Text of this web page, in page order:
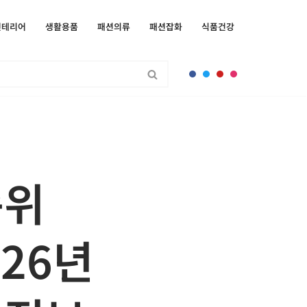
리어 생활용품 패션의류 패션잡화 식품건강
년